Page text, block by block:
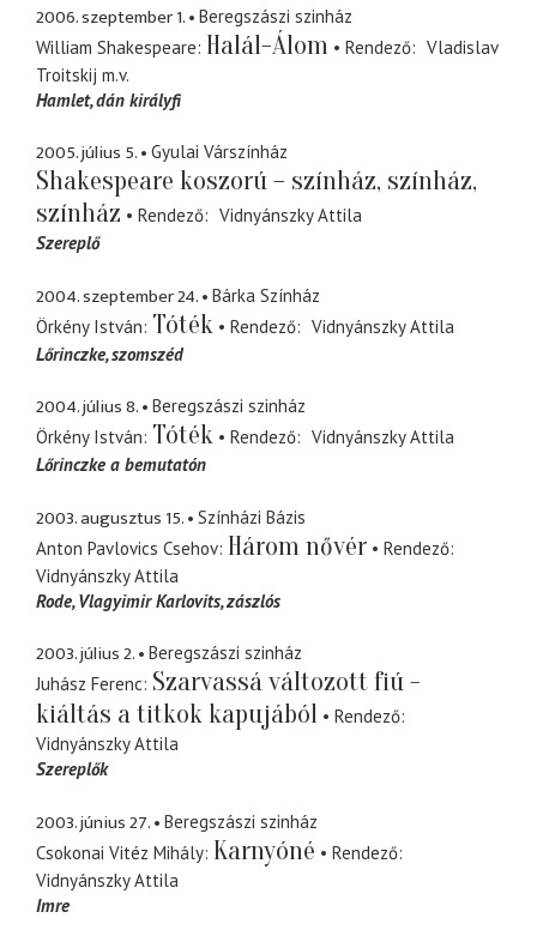
2006. szeptember 1.
Beregszászi szinház
William Shakespeare Halál-Álom Rendező
Vladislav
Troitskij m.v.
Hamlet dán királyfi
2005. július 5. Gyulai Várszínház
Shakespeare koszorú – színház, színház,
színház
Rendező
Vidnyánszky Attila
Szereplő
2004. szeptember 24.
Bárka Színház
Örkény István Tóték Rendező
Vidnyánszky Attila
Lőrinczke szomszéd
2004. július 8.
Beregszászi szinház
Örkény István Tóték Rendező
Vidnyánszky Attila
Lőrinczke a bemutatón
2003. augusztus 15.
Színházi Bázis
Anton Pavlovics Csehov Három nővér
Rendező
Vidnyánszky Attila
Rode, Vlagyimir Karlovits zászlós
2003. július 2.
Beregszászi szinház
Juhász Ferenc Szarvassá változott fiú -
kiáltás a titkok kapujából
Rendező
Vidnyánszky Attila
Szereplők
2003. június 27.
Beregszászi szinház
Csokonai Vitéz Mihály Karnyóné
Rendező
Vidnyánszky Attila
Imre